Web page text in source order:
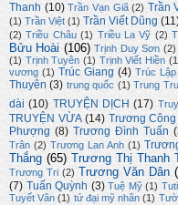
Thanh (10) Trần Vạn Giã (2) Trần
(1) Trần Việt (1) Trần Viết Dũng
(2) Triều Châu (1) Triều La Vỹ (2)
Bửu Hoài (106) Trịnh Duy Sơn (2)
(1) Trịnh Tuyên (1) Trịnh Viết Hiền
vương (1) Trúc Giang (4) Trúc Lập
Thuyên (3) trung quốc (1) Trung
dài (10) TRUYỆN DỊCH (17)
TRUYỆN VỪA (14) Trương
Phượng (8) Trương Đình Tuấn
Trân (2) Trương Lan Anh (1)
Thắng (65) Trương Thị Thanh
Trương Tri (2) Trương Văn Dân
(7) Tuấn Quỳnh (3) Tuệ Mỹ (1) Tuti
Tuyết Vân (1) tứ đại mỹ nhân (1)